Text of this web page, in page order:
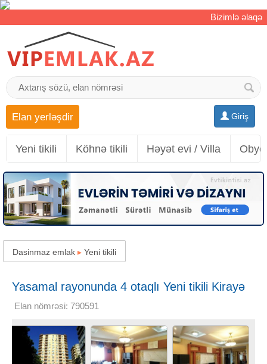
Bizimlə əlaqə
Giriş
Elan yerləşdir
Yeni tikili Köhnə tikili Həyət evi / Villa
Dasinmaz emlak ▸ Yeni tikili
Yasamal rayonunda 4 otaqlı Yeni tikili Kirayə
verilir, 150 m²
Elan nömrəsi: 790591